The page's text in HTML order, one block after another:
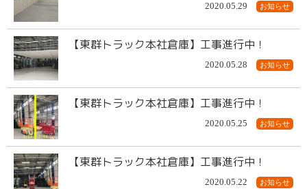
2020.05.29 お知らせ
【東群トラック本社倉庫】工事進行中！
2020.05.28 お知らせ
【東群トラック本社倉庫】工事進行中！
2020.05.25 お知らせ
【東群トラック本社倉庫】工事進行中！
2020.05.22 お知らせ